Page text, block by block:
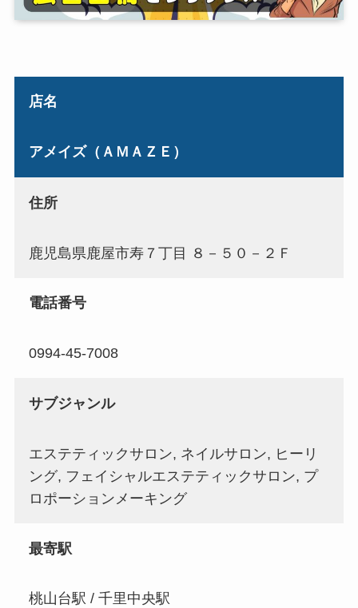
店名
アメイズ（ＡＭＡＺＥ）
住所
鹿児島県鹿屋市寿７丁目 ８－５０－２Ｆ
電話番号
0994-45-7008
サブジャンル
エステティックサロン, ネイルサロン, ヒーリ
ング, フェイシャルエステティックサロン, プ
ロポーションメーキング
最寄駅
桃山台駅 / 千里中央駅